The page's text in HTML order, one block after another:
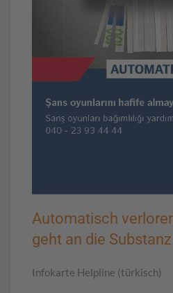
Automatisch
geht an die
Infokarte Helpline (türkisch)